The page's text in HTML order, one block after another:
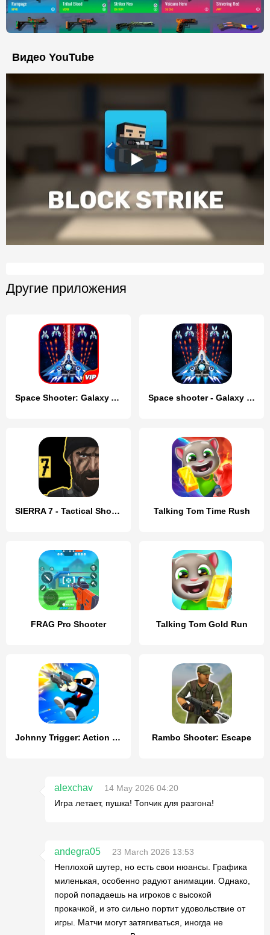
Видео YouTube
Другие приложения
Space Shooter: Galaxy Attack Space shooter - Galaxy attack
SIERRA 7 - Tactical Shooter Talking Tom Time Rush
FRAG Pro Shooter Talking Tom Gold Run
Johnny Trigger: Action Shooter Rambo Shooter: Escape
alexchav
14 May 2026 04:20
Игра летает, пушка! Топчик для разгона!
andegra05
23 March 2026 13:53
Неплохой шутер, но есть свои нюансы. Графика
миленькая, особенно радуют анимации. Однако,
порой попадаешь на игроков с высокой
прокачкой, и это сильно портит удовольствие от
игры. Матчи могут затягиваться, иногда не